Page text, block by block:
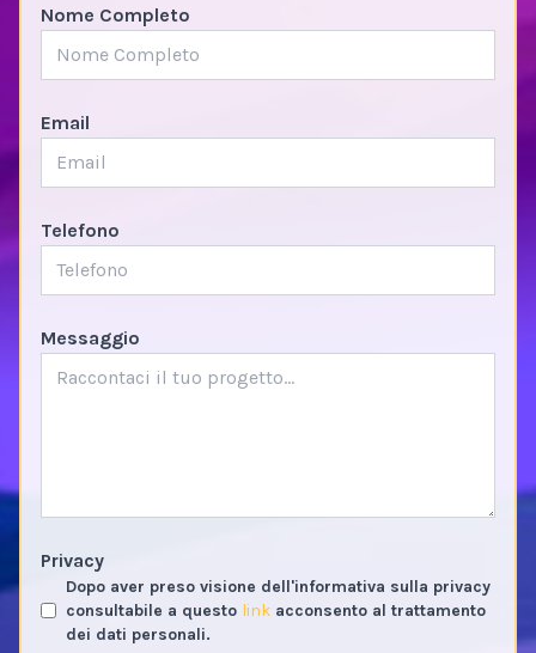
Nome Completo
Email
Telefono
Messaggio
Privacy
Dopo aver preso visione dell'informativa sulla privacy
consultabile a questo link acconsento al trattamento
dei dati personali.